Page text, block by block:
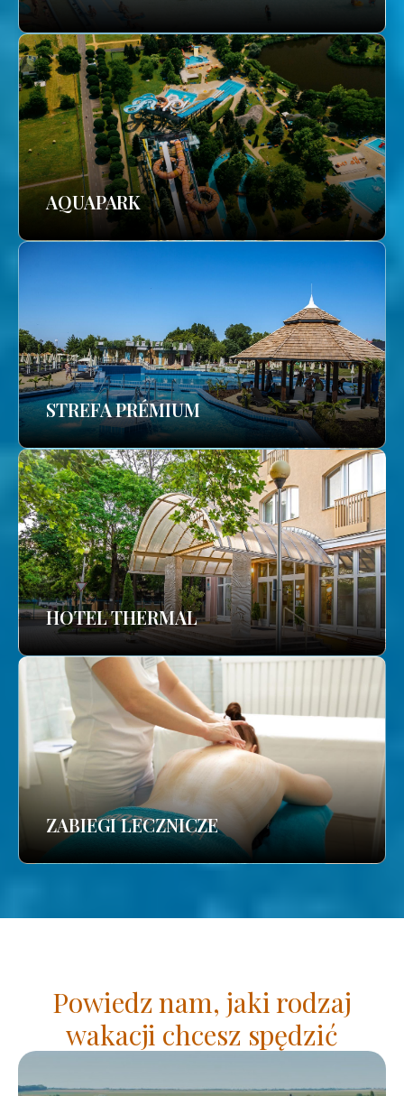
AQUAPARK
STREFA PRÉMIUM
HOTEL THERMAL
ZABIEGI LECZNICZE
Powiedz nam, jaki rodzaj
wakacji chcesz spędzić